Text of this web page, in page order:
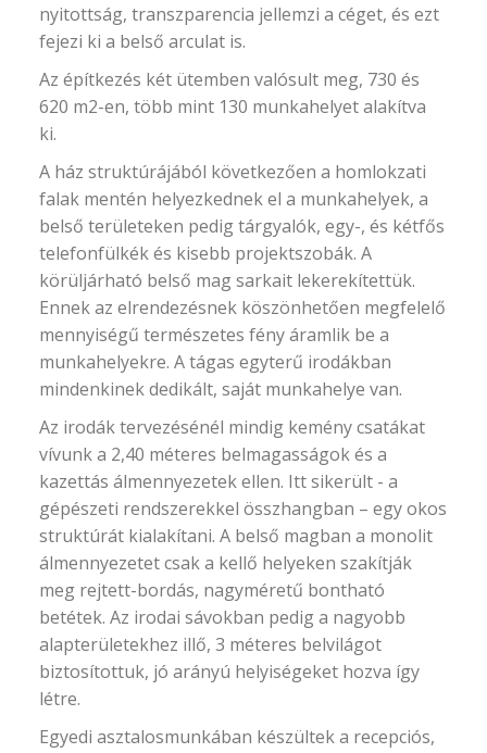
nyitottság, transzparencia jellemzi a céget, és ezt
fejezi ki a belső arculat is.
Az építkezés két ütemben valósult meg, 730 és
620 m2-en, több mint 130 munkahelyet alakítva
ki.
A ház struktúrájából következően a homlokzati
falak mentén helyezkednek el a munkahelyek, a
belső területeken pedig tárgyalók, egy-, és kétfős
telefonfülkék és kisebb projektszobák. A
körüljárható belső mag sarkait lekerekítettük.
Ennek az elrendezésnek köszönhetően megfelelő
mennyiségű természetes fény áramlik be a
munkahelyekre. A tágas egyterű irodákban
mindenkinek dedikált, saját munkahelye van.
Az irodák tervezésénél mindig kemény csatákat
vívunk a 2,40 méteres belmagasságok és a
kazettás álmennyezetek ellen. Itt sikerült - a
gépészeti rendszerekkel összhangban – egy okos
struktúrát kialakítani. A belső magban a monolit
álmennyezetet csak a kellő helyeken szakítják
meg rejtett-bordás, nagyméretű bontható
betétek. Az irodai sávokban pedig a nagyobb
alapterületekhez illő, 3 méteres belvilágot
biztosítottuk, jó arányú helyiségeket hozva így
létre.
Egyedi asztalosmunkában készültek a recepciós,